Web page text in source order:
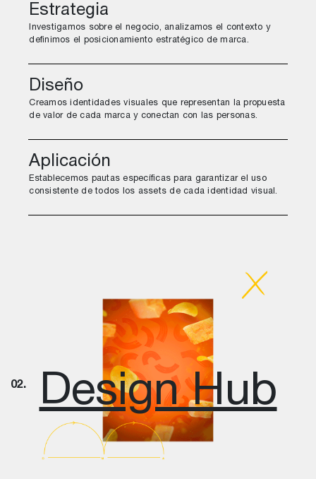
Estrategia
Investigamos sobre el negocio, analizamos el contexto y
definimos el posicionamiento estratégico de marca.
Diseño
Creamos identidades visuales que representan la propuesta
de valor de cada marca y conectan con las personas.
Aplicación
Establecemos pautas específicas para garantizar el uso
consistente de todos los assets de cada identidad visual.
02. Design Hub